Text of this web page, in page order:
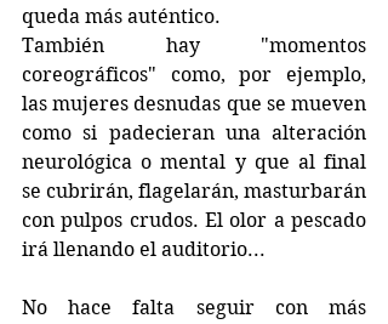
queda más auténtico.
También hay "momentos
coreográficos" como, por ejemplo,
las mujeres desnudas que se mueven
como si padecieran una alteración
neurológica o mental y que al final
se cubrirán, flagelarán, masturbarán
con pulpos crudos. El olor a pescado
irá llenando el auditorio...
No hace falta seguir con más